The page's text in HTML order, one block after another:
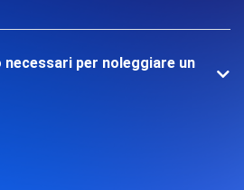
necessari per noleggiare un